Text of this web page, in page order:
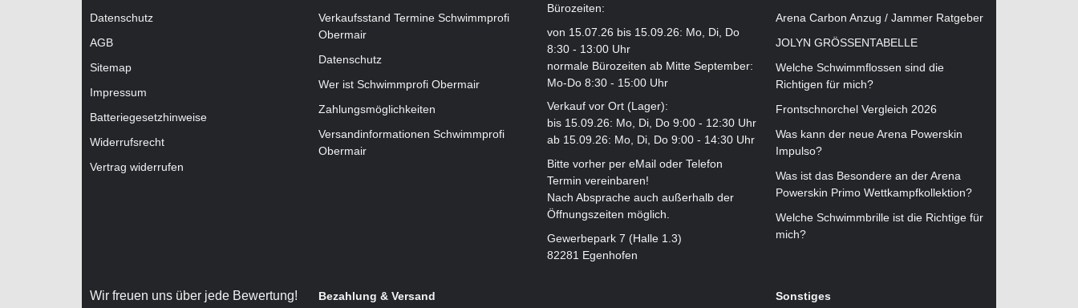
Datenschutz
AGB
Sitemap
Impressum
Batteriegesetzhinweise
Widerrufsrecht
Vertrag widerrufen
Verkaufsstand Termine Schwimmprofi
Obermair
Datenschutz
Wer ist Schwimmprofi Obermair
Zahlungsmöglichkeiten
Versandinformationen Schwimmprofi
Obermair
Bürozeiten:
von 15.07.26 bis 15.09.26: Mo, Di, Do
8:30 - 13:00 Uhr
normale Bürozeiten ab Mitte September:
Mo-Do 8:30 - 15:00 Uhr
Verkauf vor Ort (Lager):
bis 15.09.26: Mo, Di, Do 9:00 - 12:30 Uhr
ab 15.09.26: Mo, Di, Do 9:00 - 14:30 Uhr
Bitte vorher per eMail oder Telefon
Termin vereinbaren!
Nach Absprache auch außerhalb der
Öffnungszeiten möglich.
Gewerbepark 7 (Halle 1.3)
82281 Egenhofen
Arena Carbon Anzug / Jammer Ratgeber
JOLYN GRÖSSENTABELLE
Welche Schwimmflossen sind die
Richtigen für mich?
Frontschnorchel Vergleich 2026
Was kann der neue Arena Powerskin
Impulso?
Was ist das Besondere an der Arena
Powerskin Primo Wettkampfkollektion?
Welche Schwimmbrille ist die Richtige für
mich?
Wir freuen uns über jede Bewertung! Bezahlung & Versand Sonstiges